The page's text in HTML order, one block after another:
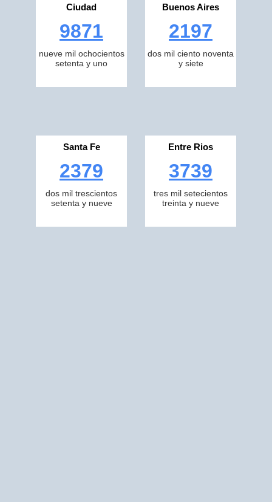
Ciudad
9871
nueve mil ochocientos
setenta y uno
Buenos Aires
2197
dos mil ciento noventa
y siete
Santa Fe
2379
dos mil trescientos
setenta y nueve
Entre Rios
3739
tres mil setecientos
treinta y nueve